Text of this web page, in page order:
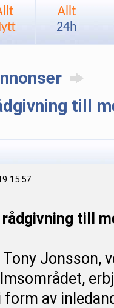
Allt
24h
till
15:57
till
Jonsson,
av